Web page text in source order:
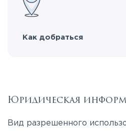
Как добраться
Юридическая
Вид разрешенного